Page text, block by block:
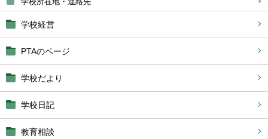
学校経営
PTAのページ
学校だより
学校日記
教育相談